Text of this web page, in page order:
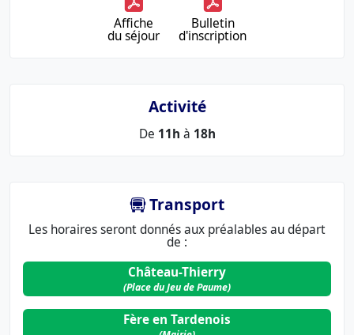
Affiche
du séjour
Bulletin
d'inscription
Activité
De 11h à 18h
Transport
Les horaires seront donnés aux préalables au départ
de :
Château-Thierry
(Place du Jeu de Paume)
Fère en Tardenois